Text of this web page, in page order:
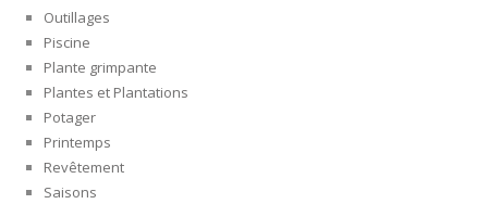
Outillages
Piscine
Plante grimpante
Plantes et Plantations
Potager
Printemps
Revêtement
Saisons